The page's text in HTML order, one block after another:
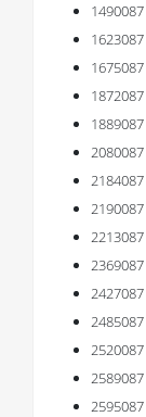
1490087
1623087
1675087
1872087
1889087
2080087
2184087
2190087
2213087
2369087
2427087
2485087
2520087
2589087
2595087